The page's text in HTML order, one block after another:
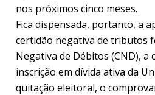
nos próximos cinco meses.
Fica dispensada, portanto, a
certidão negativa de tributos
Negativa de Débitos (CND), a
inscrição em dívida ativa da
quitação eleitoral, o